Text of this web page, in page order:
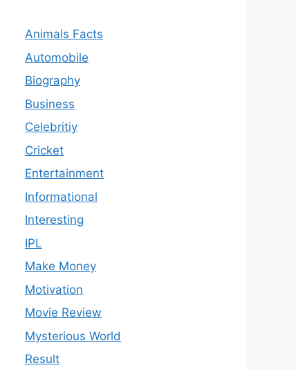
Animals Facts
Automobile
Biography
Business
Celebritiy
Cricket
Entertainment
Informational
Interesting
IPL
Make Money
Motivation
Movie Review
Mysterious World
Result